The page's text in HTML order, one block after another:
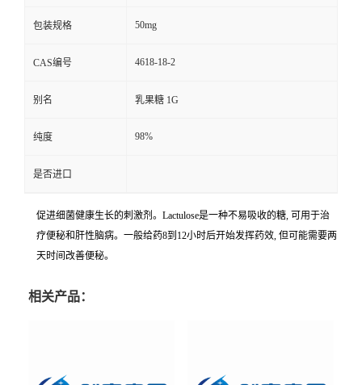
包装规格 50mg
CAS编号 4618-18-2
别名 乳果糖 1G
纯度 98%
是否进口
促进细菌健康生长的刺激剂。Lactulose是一种不易吸收的糖, 可用于治
疗便秘和肝性脑病。一般给药8到12小时后开始发挥药效, 但可能需要两
天时间改善便秘。
相关产品：